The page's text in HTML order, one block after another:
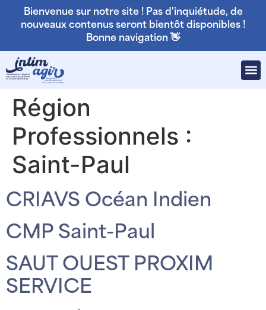
Bienvenue sur notre site ! Pas d'inquiétude, de
nouveaux contenus seront bientôt disponibles !
Bonne navigation 👋
Région
Professionnels :
Saint-Paul
CRIAVS Océan Indien
CMP Saint-Paul
SAUT OUEST PROXIM
SERVICE